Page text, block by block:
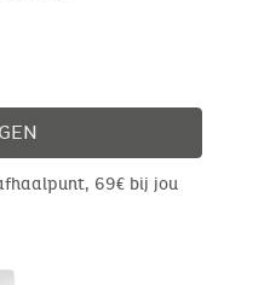
69€ bij jou